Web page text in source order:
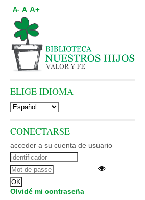
A- A A+
ELIGE IDIOMA
CONECTARSE
acceder a su cuenta de usuario
Olvidé mi contraseña